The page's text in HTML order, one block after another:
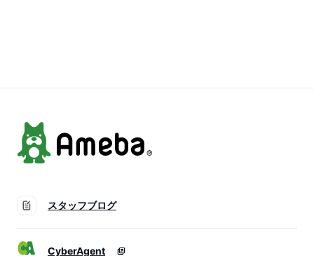
スタッフブログ
CyberAgent